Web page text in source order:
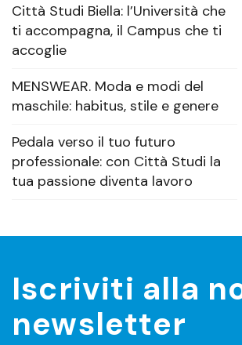
Città Studi Biella: l’Università che
ti accompagna, il Campus che ti
accoglie
MENSWEAR. Moda e modi del
maschile: habitus, stile e genere
Pedala verso il tuo futuro
professionale: con Città Studi la
tua passione diventa lavoro
Iscriviti alla
newsletter